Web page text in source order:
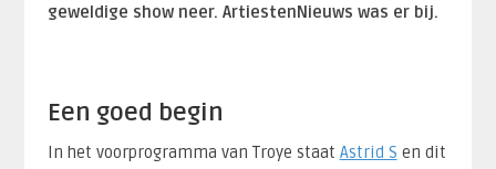
geweldige show neer. ArtiestenNieuws was er bij.
Een goed begin
In het voorprogramma van Troye staat Astrid S en dit